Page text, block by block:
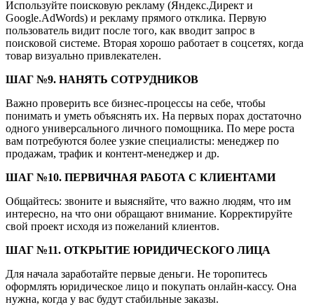
Используйте поисковую рекламу (Яндекс.Директ и
Google.AdWords) и рекламу прямого отклика. Первую
пользователь видит после того, как вводит запрос в
поисковой системе. Вторая хорошо работает в соцсетях, когда
товар визуально привлекателен.
ШАГ №9. НАНЯТЬ СОТРУДНИКОВ
Важно проверить все бизнес-процессы на себе, чтобы
понимать и уметь объяснять их. На первых порах достаточно
одного универсального личного помощника. По мере роста
вам потребуются более узкие специалисты: менеджер по
продажам, трафик и контент-менеджер и др.
ШАГ №10. ПЕРВИЧНАЯ РАБОТА С КЛИЕНТАМИ
Общайтесь: звоните и выясняйте, что важно людям, что им
интересно, на что они обращают внимание. Корректируйте
свой проект исходя из пожеланий клиентов.
ШАГ №11. ОТКРЫТИЕ ЮРИДИЧЕСКОГО ЛИЦА
Для начала заработайте первые деньги. Не торопитесь
оформлять юридическое лицо и покупать онлайн-кассу. Она
нужна, когда у вас будут стабильные заказы.